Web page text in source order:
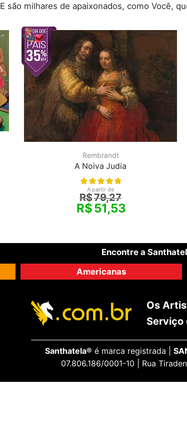
E são milhares de apaixonados, como Você,
Rembrandt
A Noiva Judia
A partir de
R$79,27
R$51,53
Encontre a
Americanas
Os
Serviço
Santhatela® é marca registrada |
07.806.186/0001-10 | Rua